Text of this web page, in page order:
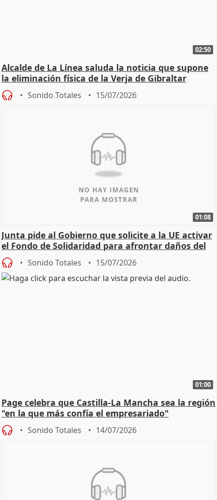
02:50
Alcalde de La Línea saluda la noticia que supone
la eliminación física de la Verja de Gibraltar
Sonido Totales 15/07/2026
01:08
Junta pide al Gobierno que solicite a la UE activar
el Fondo de Solidaridad para afrontar daños del
Sonido Totales 15/07/2026
01:00
Page celebra que Castilla-La Mancha sea la región
"en la que más confía el empresariado"
Sonido Totales 14/07/2026